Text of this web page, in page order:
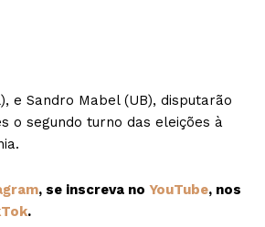
e Sandro Mabel (UB), disputarão
o segundo turno das eleições à
, se inscreva no YouTube, nos
.